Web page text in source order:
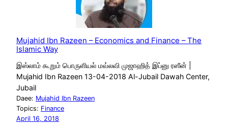
Mujahid Ibn Razeen – Economics and Finance – The
Islamic Way
இஸ்லாம் கூறும் பொருளியல் மவ்லவி முஜாஹித் இப்னு ரஸீன் |
Mujahid Ibn Razeen 13-04-2018 Al-Jubail Dawah Center,
Jubail
Daee: Mujahid Ibn Razeen
Topics: Finance
April 16, 2018